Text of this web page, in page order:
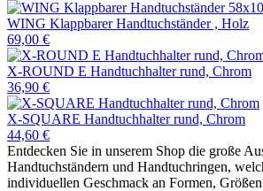
WING Klappbarer Handtuchständer , Holz
69,00 €
X-ROUND E Handtuchhalter rund, Chrom
36,90 €
X-SQUARE Handtuchhalter rund, Chrom
44,60 €
Entdecken Sie in unserem Shop die große
Handtuchständern und Handtuchringen,
individuellen Geschmack an Formen,